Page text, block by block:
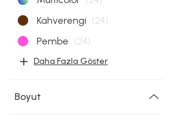
Kahverengi (24)
Pembe (24)
Daha Fazla Göster
Boyut